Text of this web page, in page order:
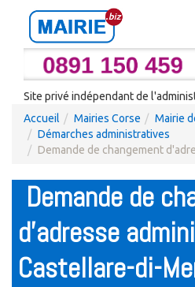
Site privé indépendant de
Accueil
Mairies Corse
Mairie
Démarches administratives
Demande de changement
Demande de
d'adresse
Castellare-di-